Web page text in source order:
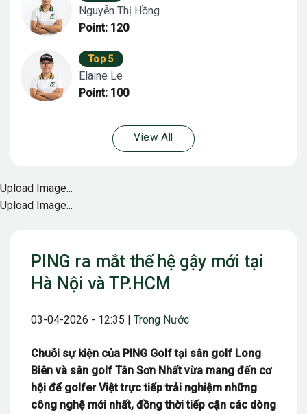
PING ra mắt thế hệ gậy mới tại
Hà Nội và TP.HCM
03-04-2026 - 12:35 | Trong Nước
Chuỗi sự kiện của PING Golf tại sân golf Long
Biên và sân golf Tân Sơn Nhất vừa mang đến cơ
hội để golfer Việt trực tiếp trải nghiệm những
công nghệ mới nhất, đồng thời tiếp cận các dòng
Nguyễn Thị Hồng
Point: 120
Top 5
Elaine Le
Point: 100
View All
Upload Image...
Upload Image...